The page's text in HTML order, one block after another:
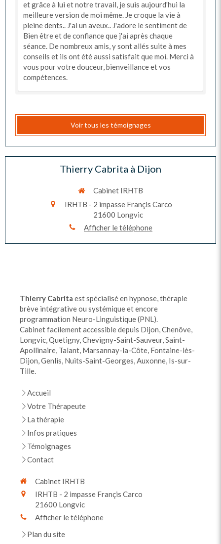
et grâce à lui et notre travail, je suis aujourd'hui la
meilleure version de moi même. Je croque la vie à
pleine dents.. J'ai un aveux.. J'adore le sentiment de
Bien être et de confiance que j'ai après chaque
séance. De nombreux amis, y sont allés suite à mes
conseils et ils ont été aussi satisfait que moi. Merci à
vous pour votre douceur, bienveillance et vos
compétences.
Voir tous les témoignages
Thierry Cabrita à Dijon
Cabinet IRHTB
IRHTB - 2 impasse Françis Carco
21600 Longvic
Afficher le téléphone
Thierry Cabrita est spécialisé en hypnose, thérapie
brève intégrative ou systémique et encore
programmation Neuro-Linguistique (PNL).
Cabinet facilement accessible depuis Dijon, Chenôve,
Longvic, Quetigny, Chevigny-Saint-Sauveur, Saint-
Apollinaire, Talant, Marsannay-la-Côte, Fontaine-lès-
Dijon, Genlis, Nuits-Saint-Georges, Auxonne, Is-sur-
Tille.
Accueil
Votre Thérapeute
La thérapie
Infos pratiques
Témoignages
Contact
Cabinet IRHTB
IRHTB - 2 impasse Françis Carco
21600 Longvic
Afficher le téléphone
Plan du site